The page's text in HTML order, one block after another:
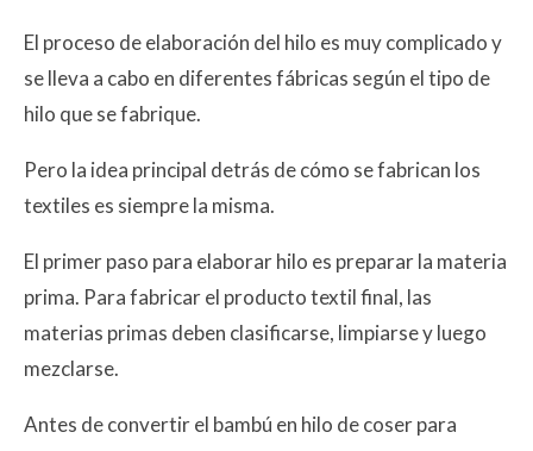
El proceso de elaboración del hilo es muy complicado y
se lleva a cabo en diferentes fábricas según el tipo de
hilo que se fabrique.
Pero la idea principal detrás de cómo se fabrican los
textiles es siempre la misma.
El primer paso para elaborar hilo es preparar la materia
prima. Para fabricar el producto textil final, las
materias primas deben clasificarse, limpiarse y luego
mezclarse.
Antes de convertir el bambú en hilo de coser para